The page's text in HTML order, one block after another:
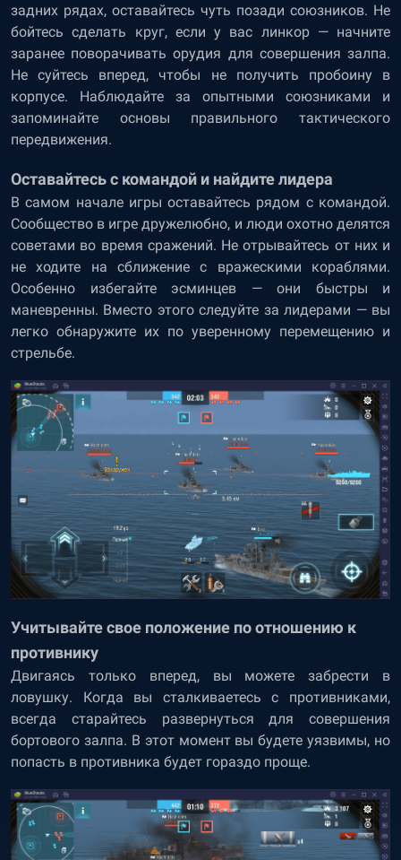
задних рядах, оставайтесь чуть позади союзников. Не
бойтесь сделать круг, если у вас линкор — начните
заранее поворачивать орудия для совершения залпа.
Не суйтесь вперед, чтобы не получить пробоину в
корпусе. Наблюдайте за опытными союзниками и
запоминайте основы правильного тактического
передвижения.
Оставайтесь с командой и найдите лидера
В самом начале игры оставайтесь рядом с командой.
Сообщество в игре дружелюбно, и люди охотно делятся
советами во время сражений. Не отрывайтесь от них и
не ходите на сближение с вражескими кораблями.
Особенно избегайте эсминцев — они быстры и
маневренны. Вместо этого следуйте за лидерами — вы
легко обнаружите их по уверенному перемещению и
стрельбе.
Учитывайте свое положение по отношению к
противнику
Двигаясь только вперед, вы можете забрести в
ловушку. Когда вы сталкиваетесь с противниками,
всегда старайтесь развернуться для совершения
бортового залпа. В этот момент вы будете уязвимы, но
попасть в противника будет гораздо проще.